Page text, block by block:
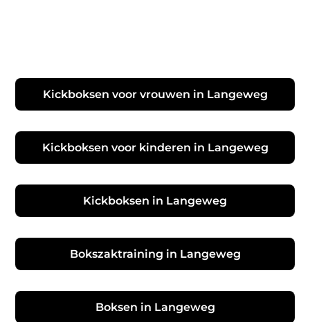
Kickboksen voor vrouwen in Langeweg
Kickboksen voor kinderen in Langeweg
Kickboksen in Langeweg
Bokszaktraining in Langeweg
Boksen in Langeweg